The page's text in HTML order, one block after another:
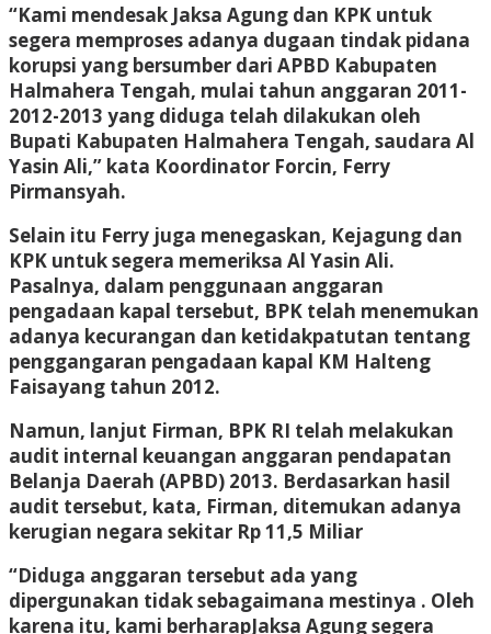
“Kami mendesak Jaksa Agung dan KPK untuk
segera memproses adanya dugaan tindak pidana
korupsi yang bersumber dari APBD Kabupaten
Halmahera Tengah, mulai tahun anggaran 2011-
2012-2013 yang diduga telah dilakukan oleh
Bupati Kabupaten Halmahera Tengah, saudara Al
Yasin Ali,” kata Koordinator Forcin, Ferry
Pirmansyah.
Selain itu Ferry juga menegaskan, Kejagung dan
KPK untuk segera memeriksa Al Yasin Ali.
Pasalnya, dalam penggunaan anggaran
pengadaan kapal tersebut, BPK telah menemukan
adanya kecurangan dan ketidakpatutan tentang
penggangaran pengadaan kapal KM Halteng
Faisayang tahun 2012.
Namun, lanjut Firman, BPK RI telah melakukan
audit internal keuangan anggaran pendapatan
Belanja Daerah (APBD) 2013. Berdasarkan hasil
audit tersebut, kata, Firman, ditemukan adanya
kerugian negara sekitar Rp 11,5 Miliar
“Diduga anggaran tersebut ada yang
dipergunakan tidak sebagaimana mestinya . Oleh
karena itu, kami berharapJaksa Agung segera